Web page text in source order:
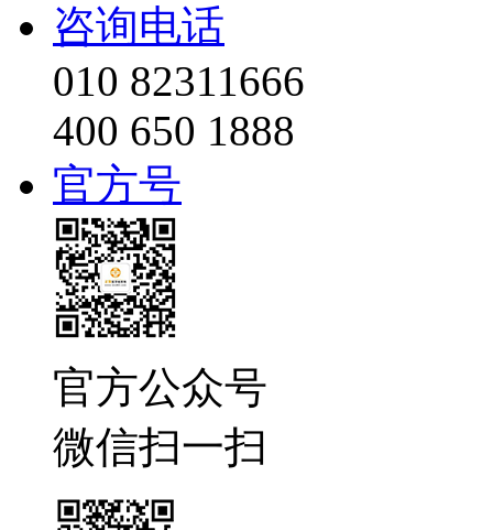
咨询电话
010 82311666
400 650 1888
官方号
官方公众号
微信扫一扫